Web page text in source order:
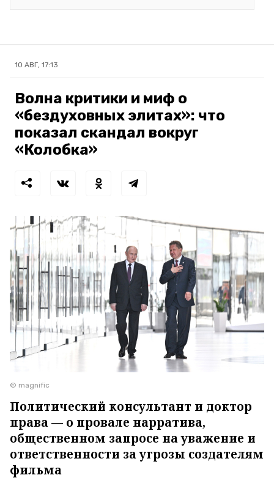
10 АВГ, 17:13
Волна критики и миф о
«бездуховных элитах»: что
показал скандал вокруг
«Колобка»
© magnific
Политический консультант и доктор
права — о провале нарратива,
общественном запросе на уважение и
ответственности за угрозы создателям
фильма